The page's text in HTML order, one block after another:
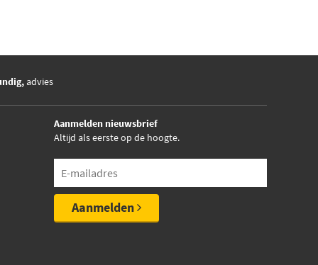
advies
Aanmelden nieuwsbrief
Altijd als eerste op de hoogte.
Aanmelden